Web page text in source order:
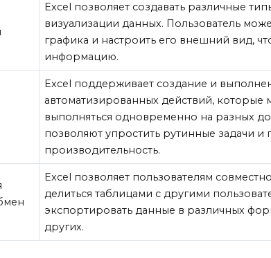
Excel позволяет создавать различные
визуализации данных. Пользователь
графика и настроить его внешний вид,
информацию.
Excel поддерживает создание и
автоматизированных действий, которые
выполняться одновременно на разных
позволяют упростить рутинные задачи и
производительность.
Excel позволяет пользователям
делиться таблицами с другими
экспортировать данные в различных
других.